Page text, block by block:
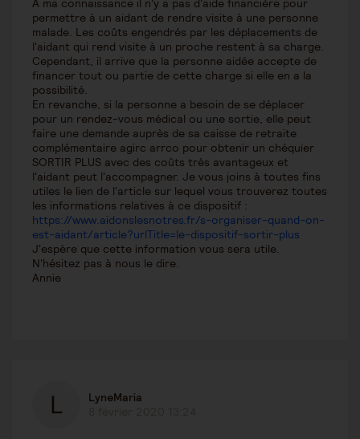
A ma connaissance il n'y a pas d'aide financière pour
permettre à un aidant de rendre visite à une personne
malade. Les coûts engendrés par les déplacements de
l'aidant qui rend visite à un proche restent à sa charge.
Cependant, il arrive que la personne aidée accepte de
financer tout ou partie de cette charge si elle en a la
possibilité.
En revanche, si la personne a besoin de se déplacer
pour un rendez-vous médical ou une sortie, elle peut
faire une demande auprès de sa caisse de retraite
complémentaire agirc arrco pour obtenir un chéquier
SORTIR PLUS avec des coûts très avantageux et
l'aidant peut l'accompagner. Je vous joins à toutes fins
utiles le lien de l'article sur lequel vous trouverez toutes
les informations relatives à ce dispositif :
https://www.aidonslesnotres.fr/s-organiser-quand-on-
est-aidant/article?urlTitle=le-dispositif-sortir-plus
J'espère que cette information vous sera utile.
N'hésitez pas à nous le dire.
Annie
LyneMaria